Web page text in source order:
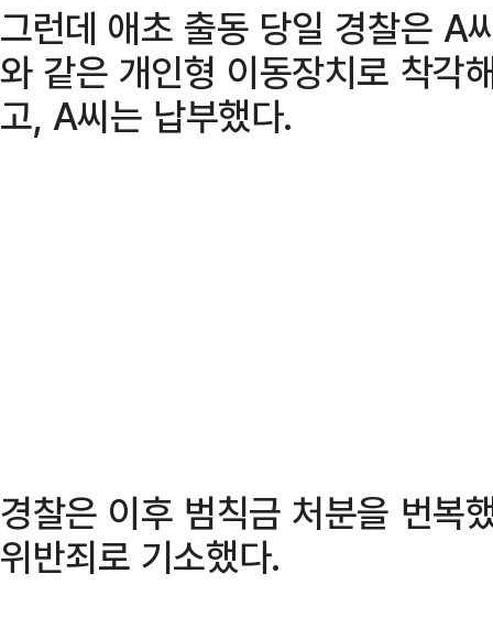
그런데 애초 출동 당일 경찰은 A
와 같은 개인형 이동장치로 착각
고, A씨는 납부했다.
경찰은 이후 범칙금 처분을 번복
위반죄로 기소했다.